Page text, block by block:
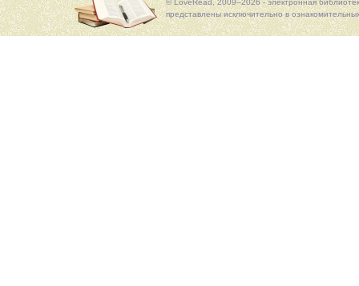
© LoveRead, 2009–2026 - электронная
представлены исключительно в